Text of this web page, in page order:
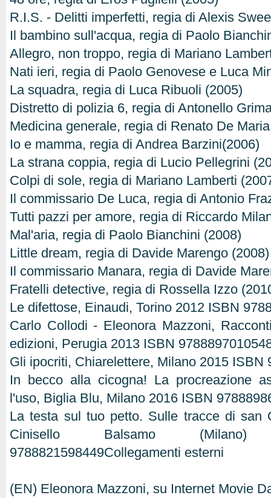
R.I.S. - Delitti imperfetti, regia di Alexis
Il bambino sull'acqua, regia di Paolo
Allegro, non troppo, regia di Mariano
Nati ieri, regia di Paolo Genovese e Luca
La squadra, regia di Luca Ribuoli (2005)
Distretto di polizia 6, regia di Antonello
Medicina generale, regia di Renato De
Io e mamma, regia di Andrea Barzini(2006)
La strana coppia, regia di Lucio Pellegrini
Colpi di sole, regia di Mariano Lamberti
Il commissario De Luca, regia di Antonio
Tutti pazzi per amore, regia di Riccardo
Mal'aria, regia di Paolo Bianchini (2008)
Little dream, regia di Davide Marengo (2008)
Il commissario Manara, regia di Davide
Fratelli detective, regia di Rossella Izzo
Le difettose, Einaudi, Torino 2012 ISBN
Carlo Collodi - Eleonora Mazzoni,
edizioni, Perugia 2013 ISBN
Gli ipocriti, Chiarelettere, Milano 2015 ISBN
In becco alla cicogna! La procreazione
l'uso, Biglia Blu, Milano 2016 ISBN
La testa sul tuo petto. Sulle tracce di san
Cinisello Balsamo
9788821598449Collegamenti esterni
(EN) Eleonora Mazzoni, su Internet Movie